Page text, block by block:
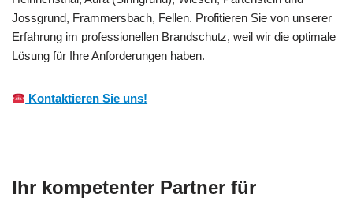
Jossgrund, Frammersbach, Fellen. Profitieren Sie von unserer
Erfahrung im professionellen Brandschutz, weil wir die optimale
Lösung für Ihre Anforderungen haben.
Kontaktieren Sie uns!
Ihr kompetenter Partner für